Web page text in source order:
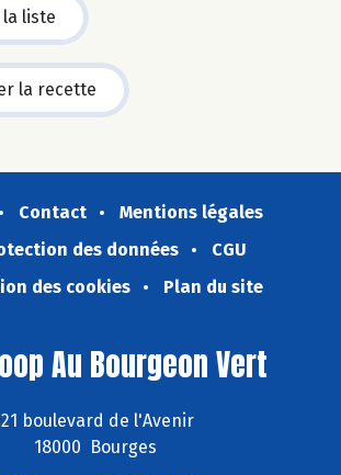
la liste
la recette
Contact
Mentions légales
des données
CGU
des cookies
Plan du site
Au Bourgeon Vert
boulevard de l'Avenir
18000 Bourges